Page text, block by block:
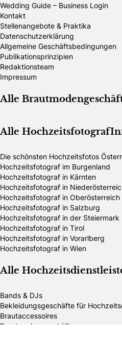
Wedding Guide – Business Login
Kontakt
Stellenangebote & Praktika
Datenschutzerklärung
Allgemeine Geschäftsbedingungen
Publikationsprinzipien
Redaktionsteam
Impressum
Alle
Alle
Die schönsten Hochzeitsfotos
Hochzeitsfotograf im Burgenland
Hochzeitsfotograf in Kärnten
Hochzeitsfotograf in
Hochzeitsfotograf in Oberösterreich
Hochzeitsfotograf in Salzburg
Hochzeitsfotograf in der Steiermark
Hochzeitsfotograf in Tirol
Hochzeitsfotograf in Vorarlberg
Hochzeitsfotograf in Wien
Alle
Bands & DJs
Bekleidungsgeschäfte für
Brautaccessoires
Brautmodengeschäfte